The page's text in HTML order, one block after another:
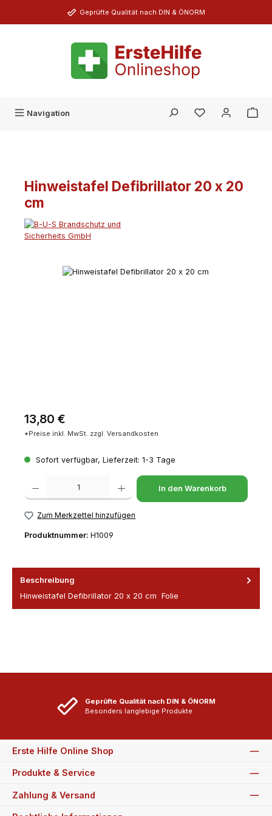
Zum Hauptinhalt springenGeprüfte Qualität nach DIN & ÖNORM
Navigation Du hast 0
Hinweistafel Defibrillator 20 x 20
cm
Bildergalerie überspringen
Regulärer Preis:
13,80 €
*Preise inkl. MwSt. zzgl. Versandkosten
Sofort verfügbar, Lieferzeit: 1-3 Tage
Produkt Anzahl: Gib den gewünschten Wert ein oder benutze die
In den Warenkorb
Zum Merkzettel hinzufügen
Produktnummer: H1009
Beschreibung
Hinweistafel Defibrillator 20 x 20 cm Folie
Geprüfte Qualität nach DIN & ÖNORM
Besonders langlebige Produkte
Erste Hilfe Online Shop
Produkte & Service
Zahlung & Versand